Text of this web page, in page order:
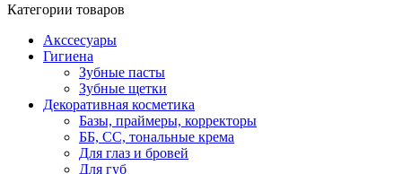
Категории товаров
Акссесуары
Гигиена
Зубные пасты
Зубные щетки
Декоративная косметика
Базы, праймеры, корректоры
ББ, СС, тональные крема
Для глаз и бровей
Для губ